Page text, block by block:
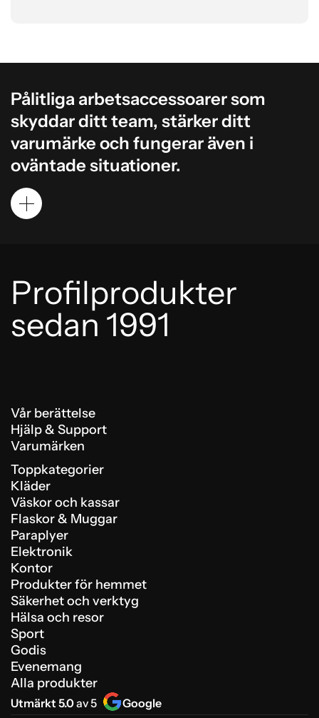
Pålitliga arbetsaccessoarer som
skyddar ditt team, stärker ditt
varumärke och fungerar även i
oväntade situationer.
Profilprodukter
sedan 1991
Vår berättelse
Hjälp & Support
Varumärken
Toppkategorier
Kläder
Väskor och kassar
Flaskor & Muggar
Paraplyer
Elektronik
Kontor
Produkter för hemmet
Säkerhet och verktyg
Hälsa och resor
Sport
Godis
Evenemang
Alla produkter
Utmärkt 5.0av 5 Google